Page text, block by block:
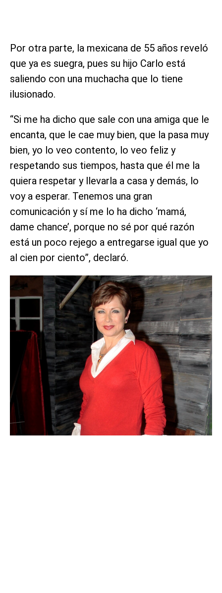
Por otra parte, la mexicana de 55 años reveló
que ya es suegra, pues su hijo Carlo está
saliendo con una muchacha que lo tiene
ilusionado.
“Si me ha dicho que sale con una amiga que le
encanta, que le cae muy bien, que la pasa muy
bien, yo lo veo contento, lo veo feliz y
respetando sus tiempos, hasta que él me la
quiera respetar y llevarla a casa y demás, lo
voy a esperar. Tenemos una gran
comunicación y sí me lo ha dicho ‘mamá,
dame chance’, porque no sé por qué razón
está un poco rejego a entregarse igual que yo
al cien por ciento”, declaró.